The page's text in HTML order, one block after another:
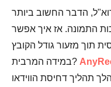
הדבר החשוב ביותר
התמונה. אז איך אפשר
תוך מזעור גודל הקובץ
במידה המרבית?
תהליך דחיסת הווידאו,